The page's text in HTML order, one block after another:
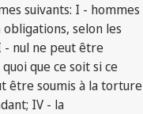
suivants: I - hommes
selon les
- nul ne peut être
que ce soit si ce
être soumis à la torture
IV - la